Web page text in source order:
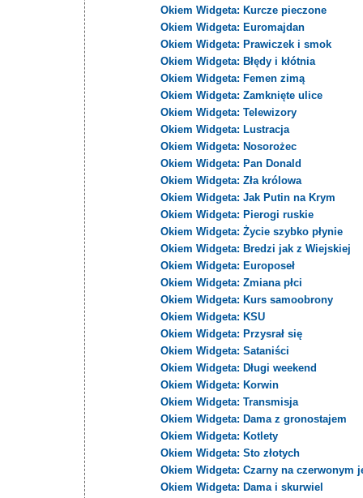
Okiem Widgeta: Kurcze pieczone
Okiem Widgeta: Euromajdan
Okiem Widgeta: Prawiczek i smok
Okiem Widgeta: Błędy i kłótnia
Okiem Widgeta: Femen zimą
Okiem Widgeta: Zamknięte ulice
Okiem Widgeta: Telewizory
Okiem Widgeta: Lustracja
Okiem Widgeta: Nosorożec
Okiem Widgeta: Pan Donald
Okiem Widgeta: Zła królowa
Okiem Widgeta: Jak Putin na Krym
Okiem Widgeta: Pierogi ruskie
Okiem Widgeta: Życie szybko płynie
Okiem Widgeta: Bredzi jak z Wiejskiej
Okiem Widgeta: Europoseł
Okiem Widgeta: Zmiana płci
Okiem Widgeta: Kurs samoobrony
Okiem Widgeta: KSU
Okiem Widgeta: Przysrał się
Okiem Widgeta: Sataniści
Okiem Widgeta: Długi weekend
Okiem Widgeta: Korwin
Okiem Widgeta: Transmisja
Okiem Widgeta: Dama z gronostajem
Okiem Widgeta: Kotlety
Okiem Widgeta: Sto złotych
Okiem Widgeta: Czarny na czerwonym
Okiem Widgeta: Dama i skurwiel